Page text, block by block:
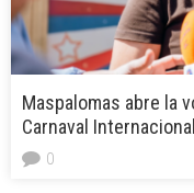
Maspalomas abre la
Carnaval
0